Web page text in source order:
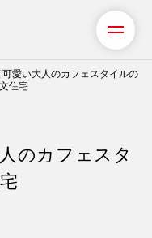
愛い大人のカフェスタイルの
住宅
のカフェスタ
ン